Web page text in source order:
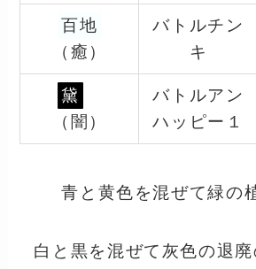
百地
（癒）
バトルチン
キ
黛
（闇）
バトルアン
ハッピー１
青と黄色を混ぜて緑の
白と黒を混ぜて灰色の退廃